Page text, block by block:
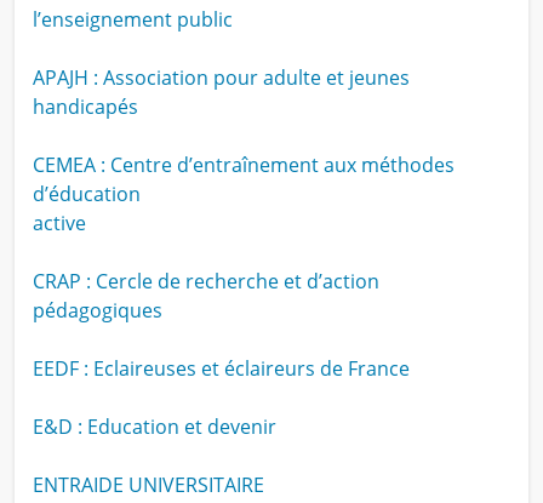
l’enseignement public
APAJH : Association pour adulte et jeunes
handicapés
CEMEA : Centre d’entraînement aux méthodes
d’éducation
active
CRAP : Cercle de recherche et d’action
pédagogiques
EEDF : Eclaireuses et éclaireurs de France
E&D : Education et devenir
ENTRAIDE UNIVERSITAIRE